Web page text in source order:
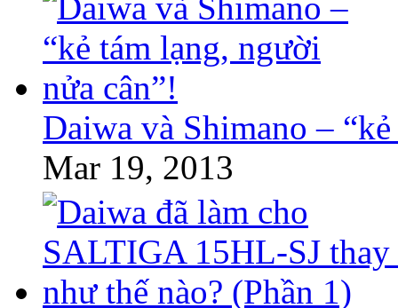
Daiwa và Shimano –
Mar 19, 2013